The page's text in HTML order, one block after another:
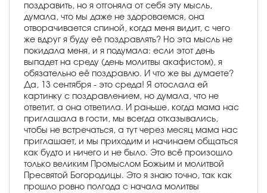
поздравить, но я отгоняла от себя эту мысль,
думала, что мы даже не здороваемся, она
отворачивается спиной, когда меня видит, с чего
же вдруг я буду её поздравлять? Но эта мысль не
покидала меня, и я подумала: если этот день
выпадет на среду (день молитвы акафистом), я
обязательно её поздравлю. И что же вы думаете?
Да, 13 сентября - это среда! Я отослала ей
картинку с поздравлением, но думала, что не
ответит, а она ответила. И раньше, когда мама нас
приглашала в гости, мы всегда отказывались,
чтобы не встречаться, а тут через месяц мама нас
приглашает, и мы приходим и начинаем общаться
как будто и ничего и не было. Это всё произошло
только великим Промыслом Божьим и молитвой
Пресвятой Богородицы. Это я знаю точно, так как
прошло ровно полгода с начала молитвы